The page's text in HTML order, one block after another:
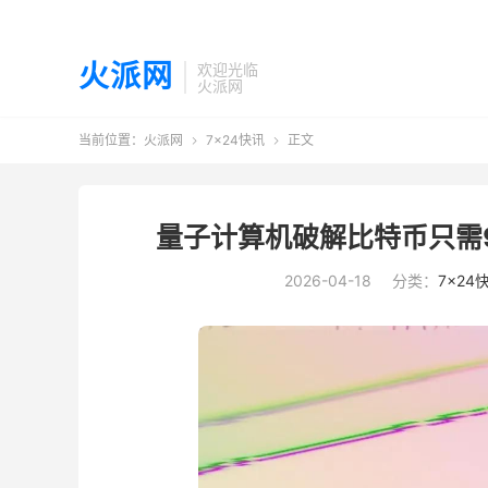
火派网
欢迎光临
火派网
当前位置： 火派网  7×24快讯  正文
量子计算机破解比特币只
2026-04-18 分类： 7×24